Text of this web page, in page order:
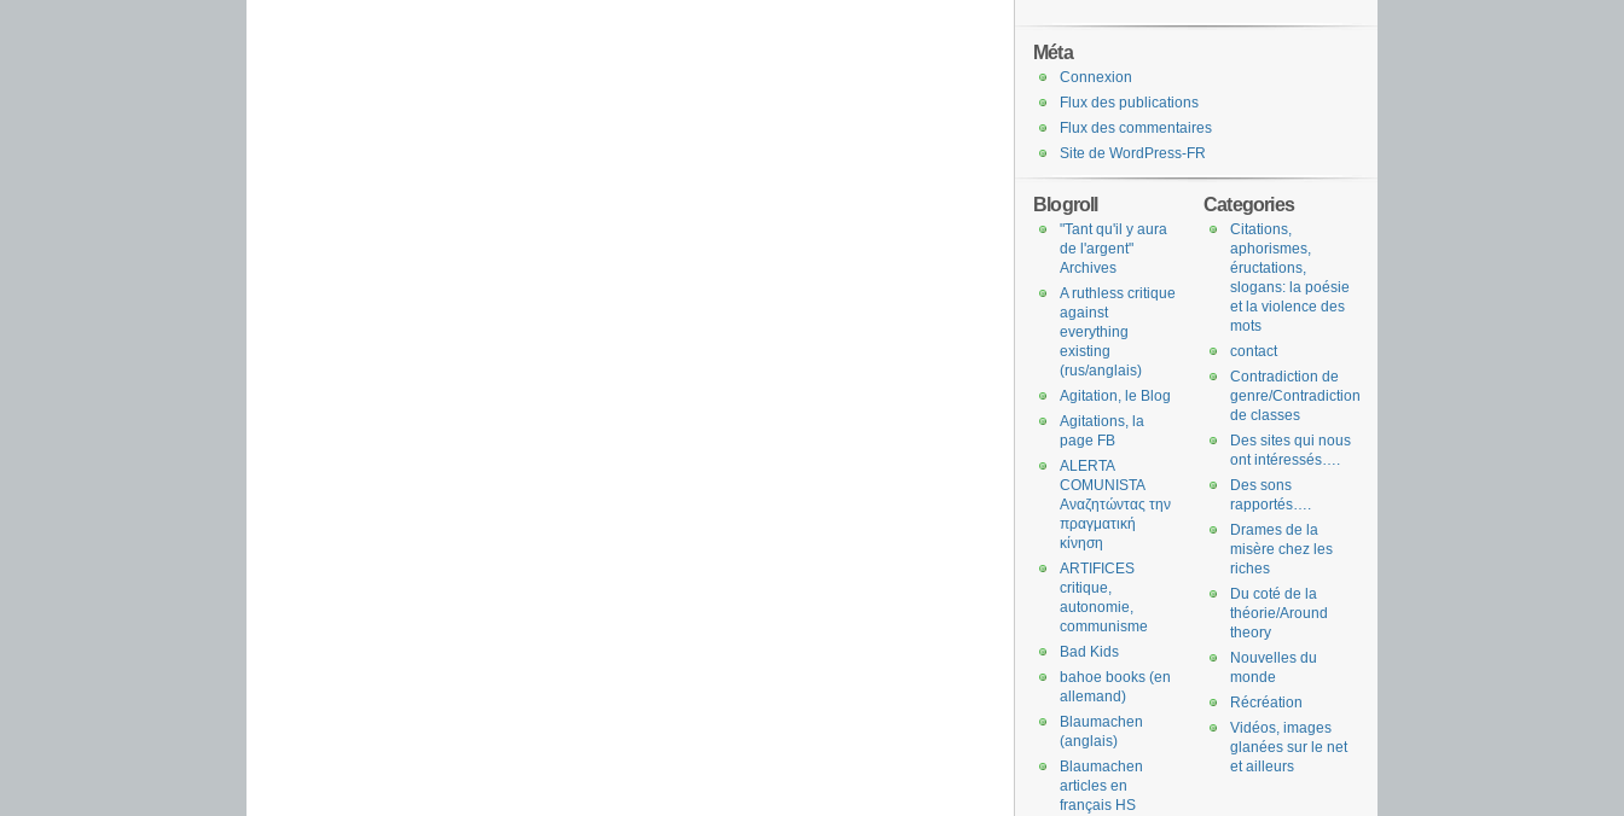
Méta
Connexion
Flux des publications
Flux des commentaires
Site de WordPress-FR
Categories
Citations,
aphorismes,
éructations,
slogans: la poésie
et la violence des
mots
contact
Contradiction de
genre/Contradiction
de classes
Des sites qui nous
ont intéressés….
Des sons
rapportés….
Drames de la
misère chez les
riches
Du coté de la
théorie/Around
theory
Nouvelles du
monde
Récréation
Vidéos, images
glanées sur le net
et ailleurs
Blogroll
"Tant qu'il y aura
de l'argent"
Archives
A ruthless critique
against
everything
existing
(rus/anglais)
Agitation, le Blog
Agitations, la
page FB
ALERTA
COMUNISTA
Αναζητώντας την
πραγματική
κίνηση
ARTIFICES
critique,
autonomie,
communisme
Bad Kids
bahoe books (en
allemand)
Blaumachen
(anglais)
Blaumachen
articles en
français HS